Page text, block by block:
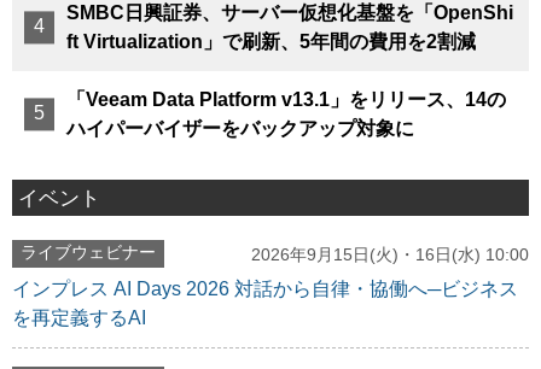
SMBC日興証券、サーバー仮想化基盤を「OpenShi
ft Virtualization」で刷新、5年間の費用を2割減
「Veeam Data Platform v13.1」をリリース、14の
ハイパーバイザーをバックアップ対象に
イベント
ライブウェビナー 2026年9月15日(火)・16日(水) 10:00
インプレス AI Days 2026 対話から自律・協働へ─ビジネス
を再定義するAI